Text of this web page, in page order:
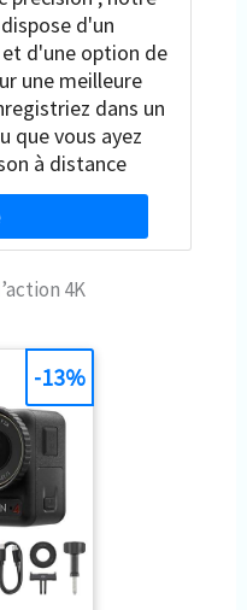
d'un
d'une option de
une meilleure
dans un
que vous ayez
à distance
4K
-13%